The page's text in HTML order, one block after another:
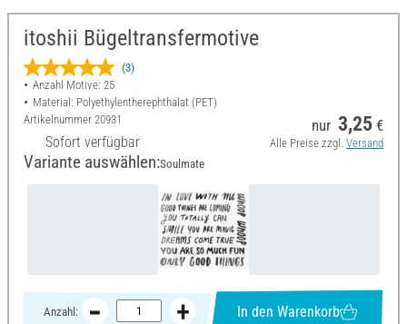
itoshii Bügeltransfermotive
(3)
Anzahl Motive: 25
Material: Polyethylentherephthalat (PET)
Artikelnummer 20931
Sofort verfügbar
nur 3,25 €
Alle Preise zzgl. Versand
Variante auswählen:Soulmate
Anzahl: In den Warenkorb